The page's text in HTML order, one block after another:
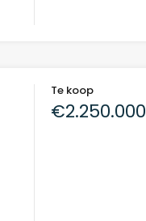
Te koop
€2.250.000